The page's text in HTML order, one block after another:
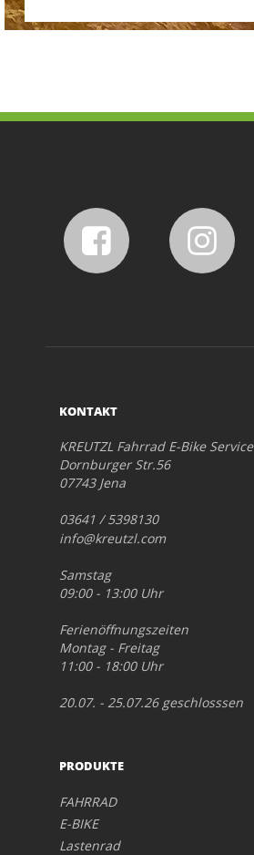
KONTAKT
KREUTZL Fahrrad E-Bike Service
Dornburger Str.56
07743 Jena
03641 / 5398130
info@kreutzl.com
Samstag
09:00 - 13:00 Uhr
Ferienöffnungszeiten
Montag - Freitag
11:00 - 18:00 Uhr
20.07. - 25.07.26 geschlosssen
PRODUKTE
FAHRRAD
E-BIKE
Lastenrad